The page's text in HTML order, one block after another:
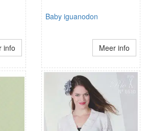
info
Baby iguanodon
Meer info